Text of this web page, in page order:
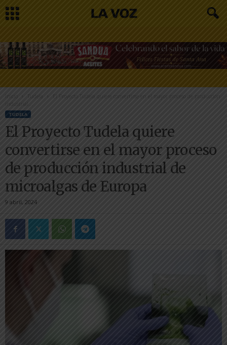
Inicio Tudela
El Proyecto Tudela quiere convertirse en el mayor proceso de producción
TUDELA
El Proyecto Tudela quiere
convertirse en el mayor proceso
de producción industrial de
microalgas de Europa
9 abril, 2024